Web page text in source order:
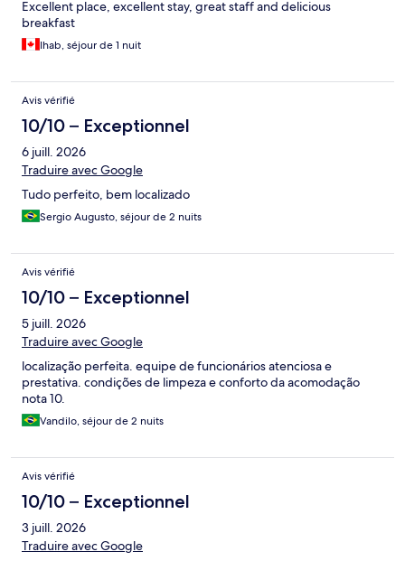
Excellent place, excellent stay, great staff and delicious
breakfast
Ihab, séjour de 1 nuit
Avis vérifié
10/10 – Exceptionnel
6 juill. 2026
Traduire avec Google
Tudo perfeito, bem localizado
Sergio Augusto, séjour de 2 nuits
Avis vérifié
10/10 – Exceptionnel
5 juill. 2026
Traduire avec Google
localização perfeita. equipe de funcionários atenciosa e
prestativa. condições de limpeza e conforto da acomodação
nota 10.
Vandilo, séjour de 2 nuits
Avis vérifié
10/10 – Exceptionnel
3 juill. 2026
Traduire avec Google